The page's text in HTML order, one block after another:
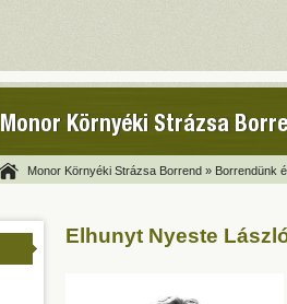
Monor Környéki Strázsa
Monor Környéki Strázsa Borrend » Borrendünk
Elhunyt Nyeste